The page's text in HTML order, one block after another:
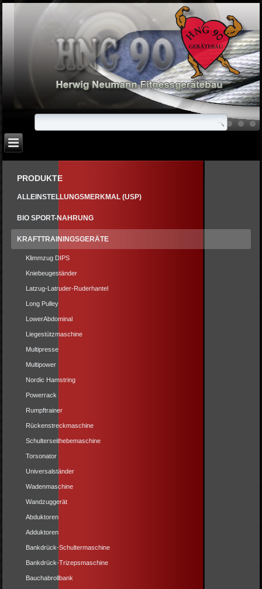
PRODUKTE
ALLEINSTELLUNGSMERKMAL (USP)
BIO SPORT-NAHRUNG
KRAFTTRAININGSGERÄTE
Klimmzug DIPS
Kniebeugeständer
Latzug-Latruder-Ruderhantel
Long Pulley
LowerAbdominal
Liegestützmaschine
Multipresse
Multipower
Nordic Hamstring
Powerrack
Rumpftrainer
Rückenstreckmaschine
Schulterseithebemaschine
Torsonator
Universalständer
Wadenmaschine
Wandzuggerät
Abduktoren
Adduktoren
Bankdrück-Schultermaschine
Bankdrück-Trizepsmaschine
Bauchabrollbank